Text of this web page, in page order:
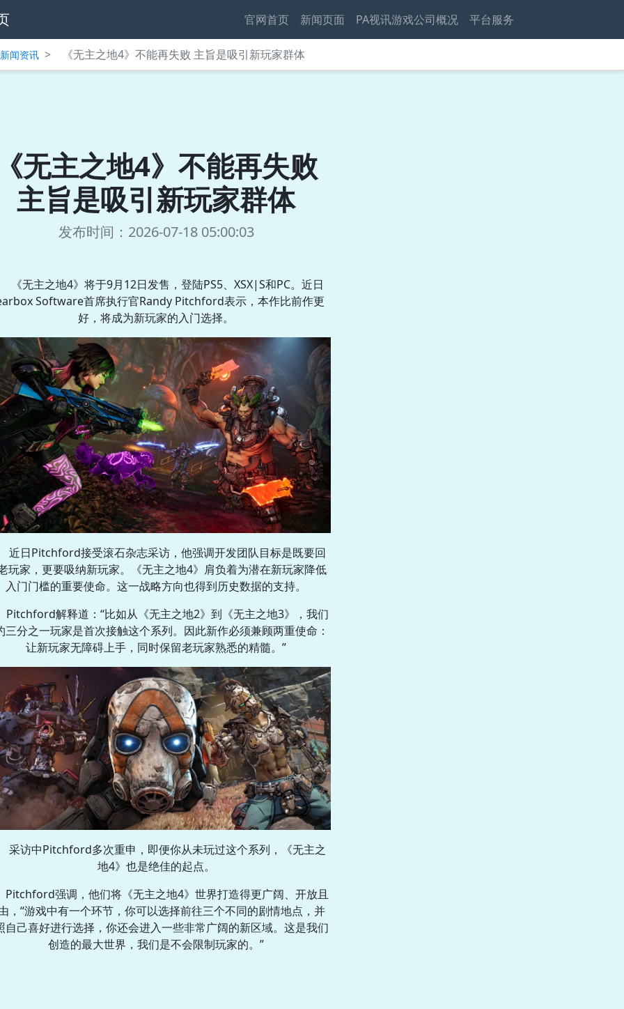
官网首页 新闻页面 PA视讯游戏公司概况 平台服务
闻资讯 > 《无主之地4》不能再失败 主旨是吸引新玩家群体
无主之地4》不能再失败
主旨是吸引新玩家群体
发布时间：2026-07-18 05:00:03
《无主之地4》将于9月12日发售，登陆PS5、XSX|S和PC。近日
Software首席执行官Randy Pitchford表示，本作比前作更
好，将成为新玩家的入门选择。
近日Pitchford接受滚石杂志采访，他强调开发团队目标是既要回
玩家，更要吸纳新玩家。《无主之地4》肩负着为潜在新玩家降低
入门门槛的重要使命。这一战略方向也得到历史数据的支持。
Pitchford解释道：“比如从《无主之地2》到《无主之地3》，我们
三分之一玩家是首次接触这个系列。因此新作必须兼顾两重使命：
让新玩家无障碍上手，同时保留老玩家熟悉的精髓。”
采访中Pitchford多次重申，即便你从未玩过这个系列，《无主之
地4》也是绝佳的起点。
Pitchford强调，他们将《无主之地4》世界打造得更广阔、开放且
，“游戏中有一个环节，你可以选择前往三个不同的剧情地点，并
自己喜好进行选择，你还会进入一些非常广阔的新区域。这是我们
创造的最大世界，我们是不会限制玩家的。”